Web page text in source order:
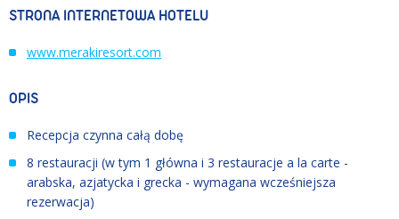
STRONA INTERNETOWA HOTELU
www.merakiresort.com
OPIS
Recepcja czynna całą dobę
8 restauracji (w tym 1 główna i 3 restauracje a la carte -
arabska, azjatycka i grecka - wymagana wcześniejsza
rezerwacja)